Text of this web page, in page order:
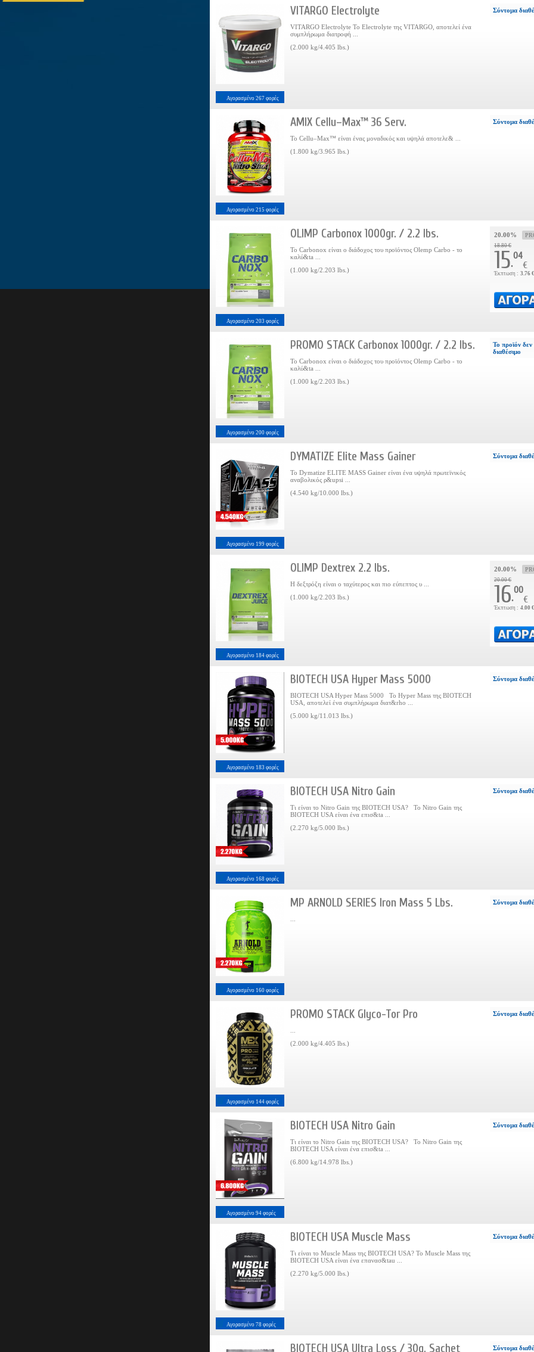
Αγορασμένο 267 φορές
VITARGO Electrolyte
VITARGO Electrolyte Το Electrolyte της VITARGO, αποτελεί ένα
συμπλήρωμα διατροφή ...
(2.000 kg/4.405 lbs.)
Σύντομα
Αγορασμένο 215 φορές
AMIX Cellu–Max™ 36 Serv.
Το Cellu–Max™ είναι ένας μοναδικός και υψηλά αποτελε& ...
(1.800 kg/3.965 lbs.)
Σύντομα
Αγορασμένο 203 φορές
OLIMP Carbonox 1000gr. / 2.2 lbs.
Το Carbonox είναι ο διάδοχος του προϊόντος Olemp Carbo - το
καλύ&ta ...
(1.000 kg/2.203 lbs.)
20.00%
18.80 €
15.
04
€
Έκπτωση : 3.76 €
Αγορασμένο 200 φορές
PROMO STACK Carbonox 1000gr. / 2.2 lbs.
Το Carbonox είναι ο διάδοχος του προϊόντος Olemp Carbo - το
καλύ&ta ...
(1.000 kg/2.203 lbs.)
Το προϊόν δεν
διαθέσιμο
Αγορασμένο 199 φορές
DYMATIZE Elite Mass Gainer
Το Dymatize ELITE MASS Gainer είναι ένα υψηλά πρωτεϊνικός
αναβολικός ρ&upsi ...
(4.540 kg/10.000 lbs.)
Σύντομα
Αγορασμένο 184 φορές
OLIMP Dextrex 2.2 lbs.
Η δεξτρόζη είναι ο ταχύτερος και πιο εύπεπτος υ ...
(1.000 kg/2.203 lbs.)
20.00%
20.00 €
16.
00
€
Έκπτωση : 4.00 €
Αγορασμένο 183 φορές
BIOTECH USA Hyper Mass 5000
BIOTECH USA Hyper Mass 5000 Το Hyper Mass της BIOTECH
USA, αποτελεί ένα συμπλήρωμα διατ&rho ...
(5.000 kg/11.013 lbs.)
Σύντομα
Αγορασμένο 168 φορές
BIOTECH USA Nitro Gain
Τι είναι το Nitro Gain της BIOTECH USA? Το Nitro Gain της
BIOTECH USA είναι ένα επισ&ta ...
(2.270 kg/5.000 lbs.)
Σύντομα
Αγορασμένο 160 φορές
MP ARNOLD SERIES Iron Mass 5 Lbs. Σύντομα
Αγορασμένο 144 φορές
PROMO STACK Glyco-Tor Pro
(2.000 kg/4.405 lbs.)
Σύντομα
Αγορασμένο 94 φορές
BIOTECH USA Nitro Gain
Τι είναι το Nitro Gain της BIOTECH USA? Το Nitro Gain της
BIOTECH USA είναι ένα επισ&ta ...
(6.800 kg/14.978 lbs.)
Σύντομα
Αγορασμένο 78 φορές
BIOTECH USA Muscle Mass
Τι είναι το Muscle Mass της BIOTECH USA? Το Muscle Mass της
BIOTECH USA είναι ένα επανασ&tau ...
(2.270 kg/5.000 lbs.)
Σύντομα
BIOTECH USA Ultra Loss / 30g. Sachet Σύντομα